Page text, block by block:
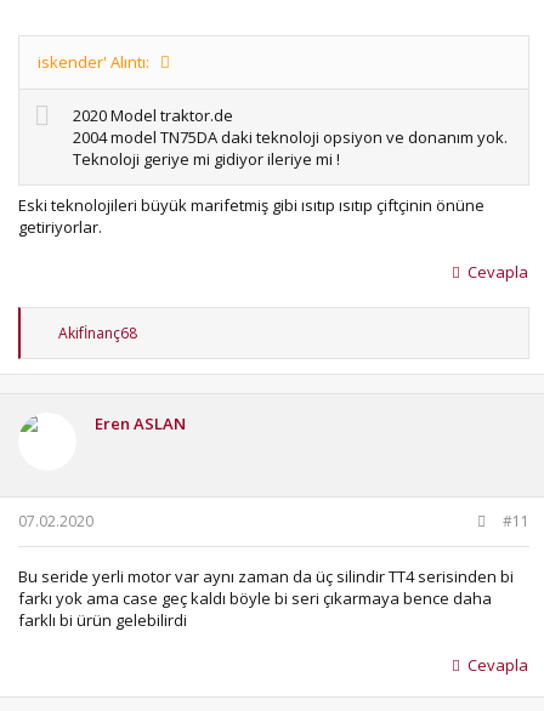
iskender' Alıntı:
2020 Model traktor.de
2004 model TN75DA daki teknoloji opsiyon ve donanım yok.
Teknoloji geriye mi gidiyor ileriye mi !
Eski teknolojileri büyük marifetmiş gibi ısıtıp ısıtıp çiftçinin önüne
getiriyorlar.
Cevapla
T
p
Akifİnanç68
Eren ASLAN
07.02.2020 #11
Bu seride yerli motor var aynı zaman da üç silindir TT4 serisinden bi
farkı yok ama case geç kaldı böyle bi seri çıkarmaya bence daha
farklı bi ürün gelebilirdi
Cevapla